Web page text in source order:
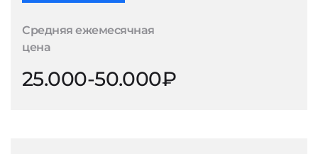
Средняя ежемесячная
цена
25.000-50.000₽